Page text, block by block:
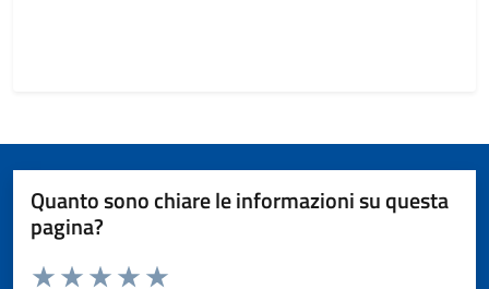
Quanto sono chiare le informazioni su questa
pagina?
Valuta da 1 a 5 stelle la pagina